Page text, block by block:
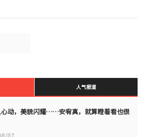
人气报道
动，美貌闪耀……安宥真，就算瞪着看也很